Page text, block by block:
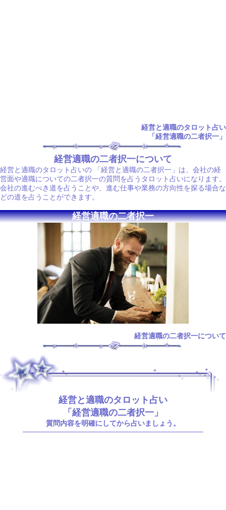
経営と適職のタロット占い
「経営適職の二者択一」
経営適職の二者択一について
経営と適職のタロット占いの 「経営と適職の二者択一」は、会社の経
営面や適職についての二者択一の質問を占うタロット占いになります。
会社の進むべき道を占うことや、進む仕事や業務の方向性を探る場合な
どの道を占うことができます。
経営適職の二者択一
経営適職の二者択一について
経営と適職のタロット占い
「経営適職の二者択一」
質問内容を明確にしてから占いましょう。